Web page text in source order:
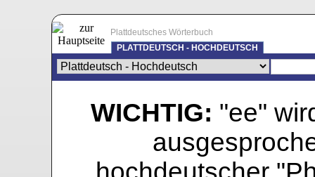
Plattdeutsches Wörterbuch
PLATTDEUTSCH - HOCHDEUTSCH
WICHTIG: "ee"